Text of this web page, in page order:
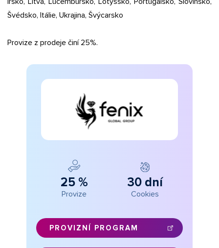
Švédsko, Itálie, Ukrajina, Švýcarsko
Provize z prodeje činí 25%.
25 %
Provize
30 dní
Cookies
PROVIZNÍ PROGRAM